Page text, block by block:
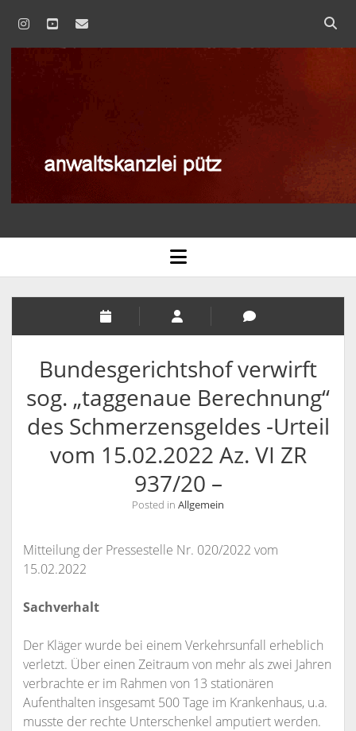
instagram
youtubeemail
AGB
BLOG
DATENSCHUTZERKLÄRUNG
IMPRESSUM
KANZLEI
KONTAKT / INFORMATIONEN
ANFAHRT
INFORMATIONEN
KONTAKT
SPRECHZEITEN
WIDERRUFSBELEHRUNG BEI FERNABSATZVERTRÄGEN
RECHTSANWÄLTE
RECHTSANWALT NILS PÜTZ
RECHTSANWÄLTIN VERONIKA KLENK
SCHULUNGSANGEBOTE
ARBEITSRECHT FÜR PERSONALDISPONENTEN
RECHTLICHES UPDATE FÜR AUSBILDER
URHEBERRECHT, ÄUSSERUNGSRECHT UND M
ERSÖNLICHKEITSRECHT
open
menu
Bundesgerichtshof verwirft
sog. „taggenaue Berechnung“
des Schmerzensgeldes -Urteil
vom 15.02.2022 Az. VI ZR
937/20 –
Posted in Allgemein
Mitteilung der Pressestelle Nr. 020/2022 vom
15.02.2022
Sachverhalt
Der Kläger wurde bei einem Verkehrsunfall erheblich
verletzt. Über einen Zeitraum von mehr als zwei Jahren
verbrachte er im Rahmen von 13 stationären
Aufenthalten insgesamt 500 Tage im Krankenhaus, u.a.
musste der rechte Unterschenkel amputiert werden.